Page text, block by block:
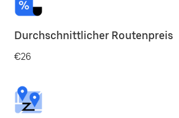
Durchschnittlicher Routenpreis
€26